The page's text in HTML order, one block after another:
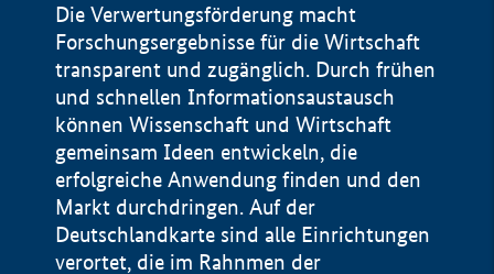
Die Verwertungsförderung macht
Forschungsergebnisse für die Wirtschaft
transparent und zugänglich. Durch frühen
und schnellen Informationsaustausch
können Wissenschaft und Wirtschaft
gemeinsam Ideen entwickeln, die
erfolgreiche Anwendung finden und den
Markt durchdringen. Auf der
Deutschlandkarte sind alle Einrichtungen
verortet, die im Rahnmen der